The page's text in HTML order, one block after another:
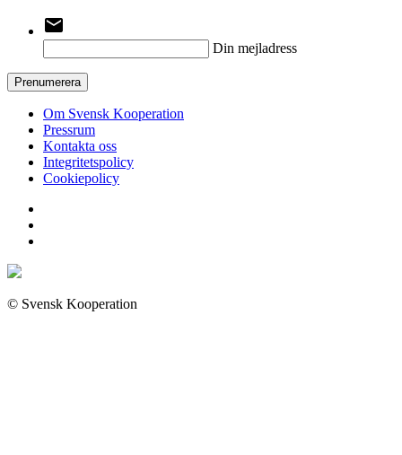
email
Din mejladress
Prenumerera
Om Svensk Kooperation
Pressrum
Kontakta oss
Integritetspolicy
Cookiepolicy
© Svensk Kooperation